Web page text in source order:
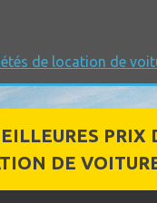
de location de
PRIX
DE